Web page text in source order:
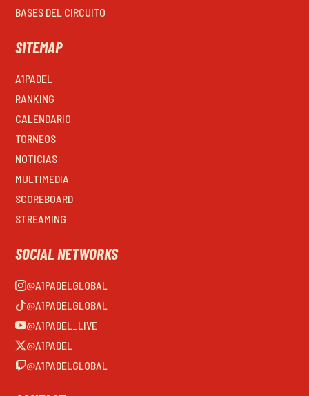
BASES DEL CIRCUITO
SITEMAP
A1PADEL
RANKING
CALENDARIO
TORNEOS
NOTICIAS
MULTIMEDIA
SCOREBOARD
STREAMING
SOCIAL NETWORKS
@A1PADELGLOBAL
@A1PADELGLOBAL
@A1PADEL_LIVE
@A1PADEL
@A1PADELGLOBAL